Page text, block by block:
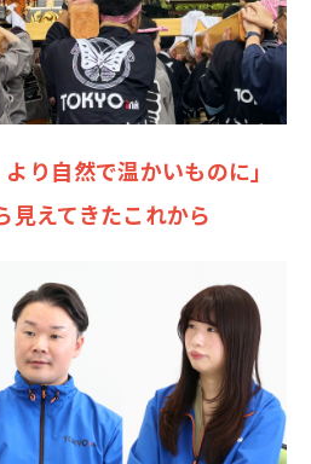
EN
り自然で温かいものに」
見えてきたこれから